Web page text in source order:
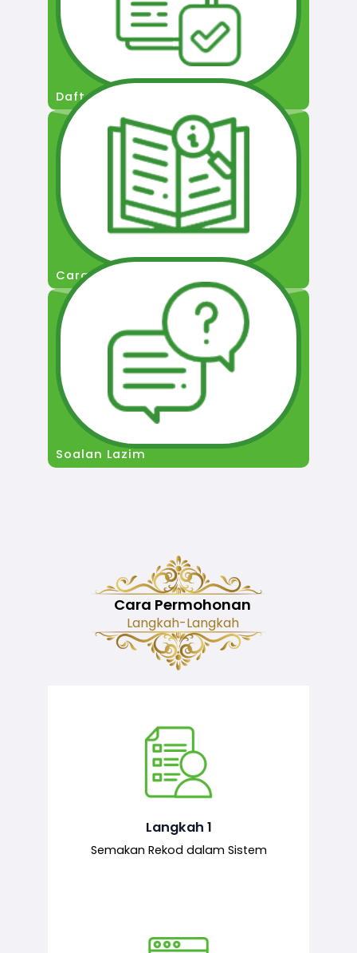
Daftar Pengguna
Cara Permohonan
Soalan Lazim
Cara Permohonan
Langkah-Langkah
Langkah 1
Semakan Rekod dalam Sistem
Semakan ke atas sejarah permohonan
yang pernah dibuat oleh pemohon,